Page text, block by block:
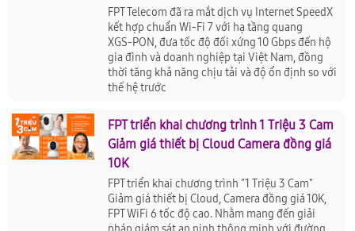
FPT Telecom đã ra mắt dịch vụ Internet SpeedX
kết hợp chuẩn Wi‑Fi 7 với hạ tầng quang
XGS‑PON, đưa tốc độ đối xứng 10 Gbps đến hộ
gia đình và doanh nghiệp tại Việt Nam, đồng
thời tăng khả năng chịu tải và độ ổn định so với
thế hệ trước
FPT triển khai chương trình 1 Triệu 3 Cam
Giảm giá thiết bị Cloud Camera đồng giá
10K
FPT triển khai chương trình "1 Triệu 3 Cam"
Giảm giá thiết bị Cloud, Camera đồng giá 10K,
FPT WiFi 6 tốc độ cao. Nhằm mang đến giải